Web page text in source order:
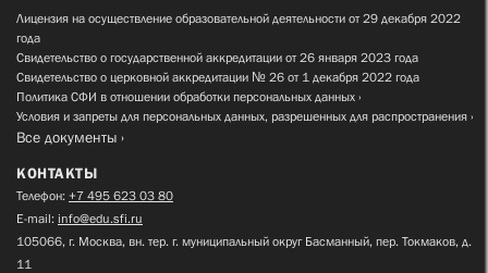
Лицензия на осуществление образовательной деятельности от 29 декабря 2022
года
Свидетельство о государственной аккредитации от 26 января 2023 года
Свидетельство о церковной аккредитации № 26 от 1 декабря 2022 года
Политика СФИ в отношении обработки персональных данных
Условия и запреты для персональных данных, разрешенных для распространения
Все документы
КОНТАКТЫ
Телефон: +7 495 623 03 80
E-mail: info@edu.sfi.ru
105066, г. Москва, вн. тер. г. муниципальный округ Басманный, пер. Токмаков, д.
11